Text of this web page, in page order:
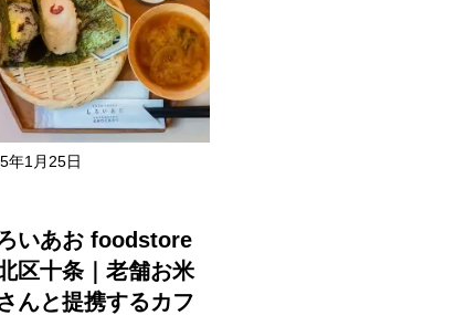
年1月25日
いあお foodstore
北区十条｜老舗お米
んと提携するカフ